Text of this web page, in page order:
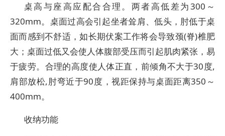
桌高与座高应配合合理。两者高低差为300～
320mm。桌面过高会引起坐者耸肩、低头，肘低于桌
面而感到不舒适，如长期伏案工作将会导致颈(脊)椎肥
大；桌面过低又会使人体腹部受压而引起肌肉紧张，易
于疲劳。合理的高度使人体正直，前倾角不大于30度,
肩部放松,肘弯近于90度，视距保持与桌面距离350～
400mm。
收纳功能